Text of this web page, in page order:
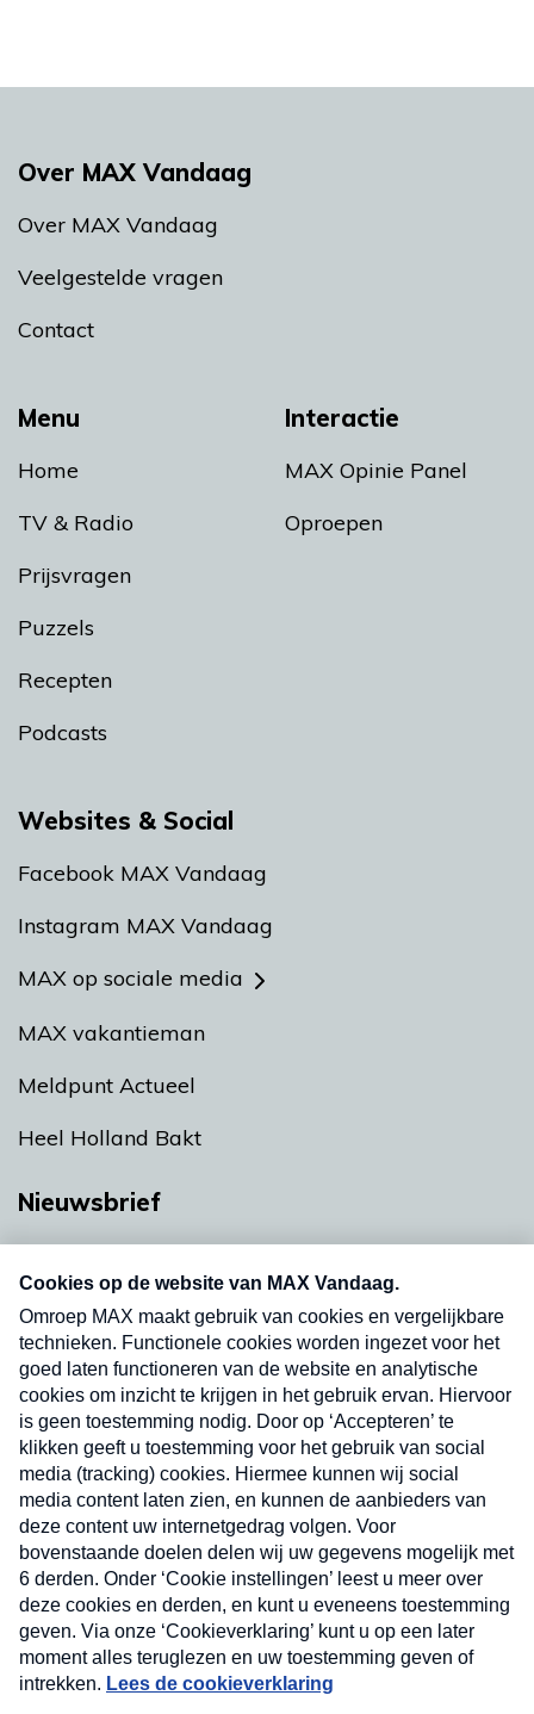
Menu
Home
TV & Radio
Prijsvragen
Puzzels
Recepten
Podcasts
Interactie
MAX Opinie Panel
Oproepen
Over MAX Vandaag
Over MAX Vandaag
Veelgestelde vragen
Contact
Websites & Social
Facebook MAX Vandaag
Instagram MAX Vandaag
MAX op sociale media
MAX vakantieman
Meldpunt Actueel
Heel Holland Bakt
Nieuwsbrief
nieuwsbrief. Elke vrijdag- en dinsdagochtend in
uw mailbox.
Verzend
Nieuwsbrief
Neem hier een gratis abonnement op onze
nieuwsbrief. Elke vrijdag- en dinsdagochtend in uw